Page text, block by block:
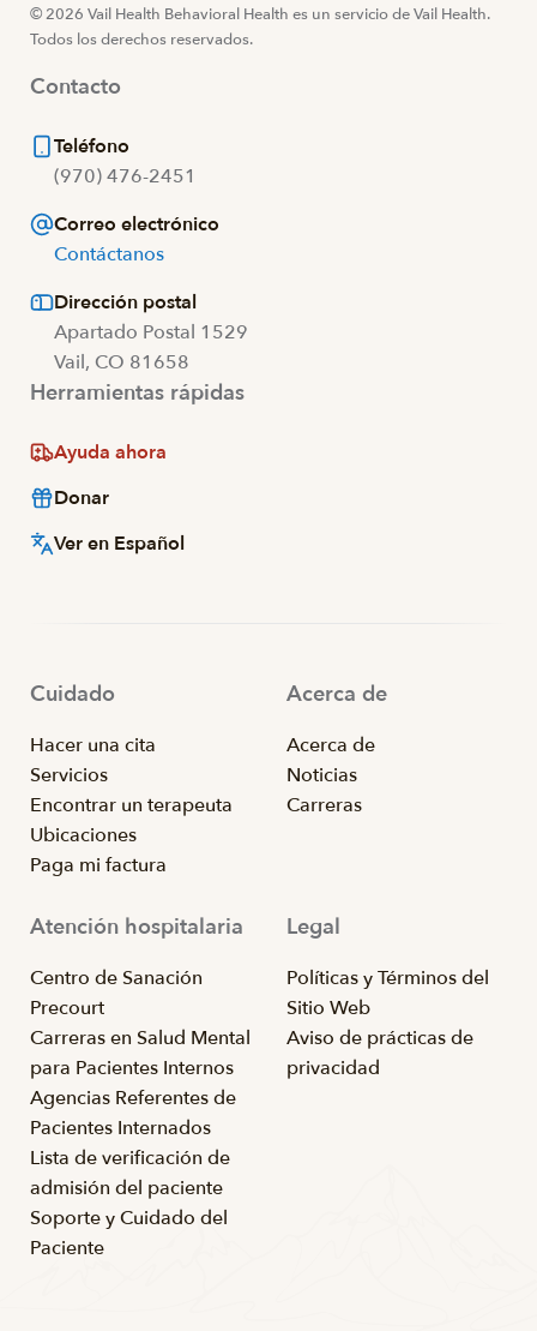
© 2026 Vail Health Behavioral Health es un servicio de Vail Health.
Todos los derechos reservados.
Contacto
Teléfono
(970) 476-2451
Correo electrónico
Contáctanos
Dirección postal
Apartado Postal 1529
Vail, CO 81658
Herramientas rápidas
Ayuda ahora
Donar
Ver en Español
Cuidado
Hacer una cita
Servicios
Encontrar un terapeuta
Ubicaciones
Paga mi factura
Acerca de
Acerca de
Noticias
Carreras
Atención hospitalaria
Centro de Sanación
Precourt
Carreras en Salud Mental
para Pacientes Internos
Agencias Referentes de
Pacientes Internados
Lista de verificación de
admisión del paciente
Soporte y Cuidado del
Paciente
Legal
Políticas y Términos del
Sitio Web
Aviso de prácticas de
privacidad